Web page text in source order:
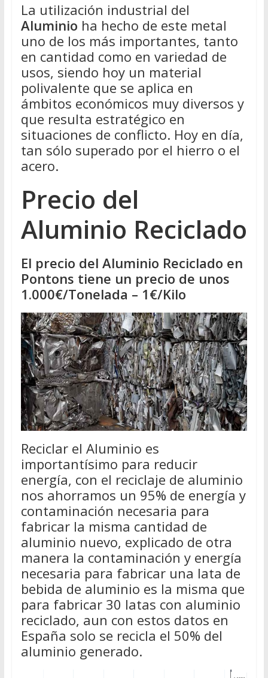
La utilización industrial del
Aluminio ha hecho de este metal
uno de los más importantes, tanto
en cantidad como en variedad de
usos, siendo hoy un material
polivalente que se aplica en
ámbitos económicos muy diversos y
que resulta estratégico en
situaciones de conflicto. Hoy en día,
tan sólo superado por el hierro o el
acero.
Precio del
Aluminio Reciclado
El precio del Aluminio Reciclado en
Pontons tiene un precio de unos
1.000€/Tonelada – 1€/Kilo
Reciclar el Aluminio es
importantísimo para reducir
energía, con el reciclaje de aluminio
nos ahorramos un 95% de energía y
contaminación necesaria para
fabricar la misma cantidad de
aluminio nuevo, explicado de otra
manera la contaminación y energía
necesaria para fabricar una lata de
bebida de aluminio es la misma que
para fabricar 30 latas con aluminio
reciclado, aun con estos datos en
España solo se recicla el 50% del
aluminio generado.